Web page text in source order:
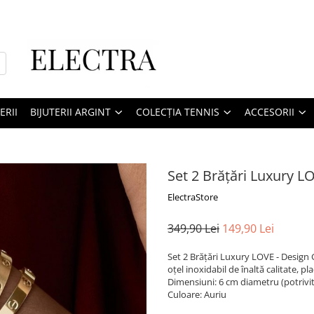
BIJUTERII ARGINT COLECȚIA TENNIS ACCESORII
Set 2 Brățări Luxury
ElectraStore
349,90 Lei 149,90 Lei
Set 2 Brățări Luxury LOVE -
oțel inoxidabil de înaltă calitate,
Dimensiuni: 6 cm diametru
Culoare: Auriu